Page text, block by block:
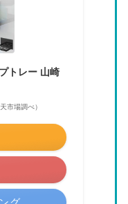
ー 山崎
市場調べ）